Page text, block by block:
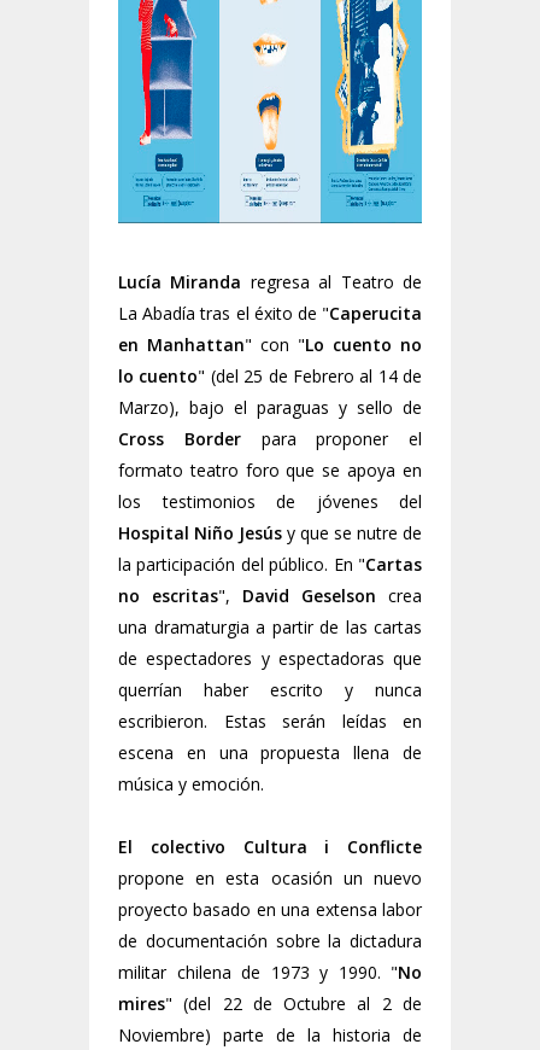
Lucía Miranda regresa al Teatro de
La Abadía tras el éxito de "Caperucita
en Manhattan" con "Lo cuento no
lo cuento" (del 25 de Febrero al 14 de
Marzo), bajo el paraguas y sello de
Cross Borderpara proponer el
formato teatro foro que se apoya en
los testimonios de jóvenes del
Hospital Niño Jesús y que se nutre de
la participación del público. En "Cartas
no escritas", David Geselson crea
una dramaturgia a partir de las cartas
de espectadores y espectadoras que
querrían haber escrito y nunca
escribieron. Estas serán leídas en
escena en una propuesta llena de
música y emoción.
El colectivo
Cultura i Conflicte
propone en esta ocasión un nuevo
proyecto basado en una extensa labor
de documentación sobre la dictadura
militar chilena de 1973 y 1990. "No
mires" (del 22 de Octubre al 2 de
Noviembre) parte de la historia de